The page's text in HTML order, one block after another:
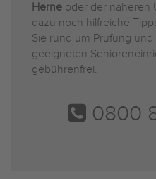
Herne oder der näheren
dazu noch hilfreiche
Sie rund um Prüfung
geeigneten
gebührenfrei.
0800